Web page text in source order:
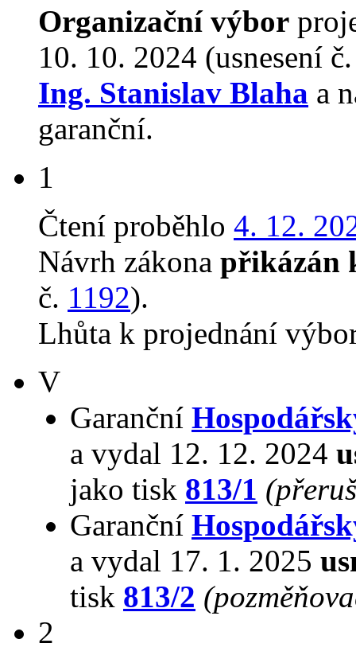
Organizační výbor
10. 10. 2024 (usnesení
Ing. Stanislav Blaha a
garanční.
1
Čtení proběhlo 4. 12.
Návrh zákona přikázán
č. 1192).
Lhůta k projednání
V
Garanční
a vydal 12. 12. 2024
jako tisk 813/1
Garanční
a vydal 17. 1. 2025
tisk 813/2
2